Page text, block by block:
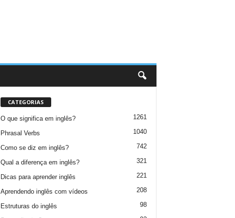
CATEGORIAS
O que significa em inglês? 1261
Phrasal Verbs 1040
Como se diz em inglês? 742
Qual a diferença em inglês? 321
Dicas para aprender inglês 221
Aprendendo inglês com vídeos 208
Estruturas do inglês 98